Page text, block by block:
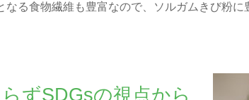
なる食物繊維も豊富なので、ソルガムきび粉
ずSDGsの視点から